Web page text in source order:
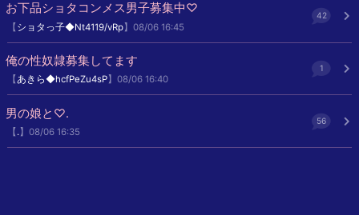
お下品ショタコンメス男子募集中♡
【 ショタっ子◆Nt4119/vRp】08/06 16:45
42
俺の性奴隷募集してます
【あきら◆hcfPeZu4sP】08/06 16:40
1
男の娘と♡.
【 .】08/06 16:35
56